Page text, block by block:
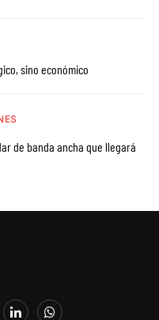
sino económico
de banda ancha que llegará